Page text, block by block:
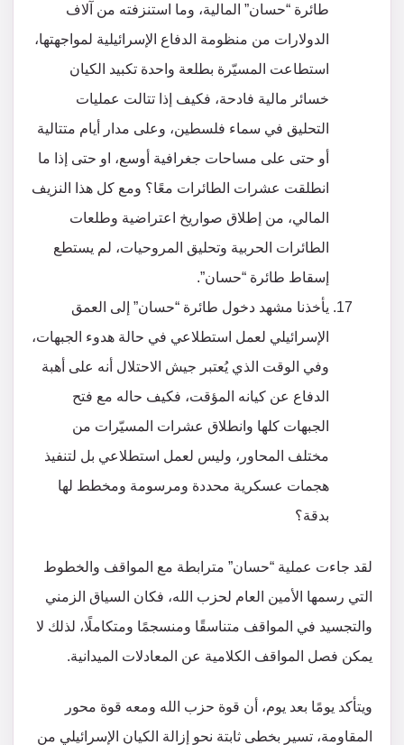
طائرة “حسان” المالية، وما استنزفته من آلاف
الدولارات من منظومة الدفاع الإسرائيلية لمواجهتها،
استطاعت المسيّرة بطلعة واحدة تكبيد الكيان
خسائر مالية فادحة، فكيف إذا تتالت عمليات
التحليق في سماء فلسطين، وعلى مدار أيام متتالية
أو حتى على مساحات جغرافية أوسع، او حتى إذا ما
انطلقت عشرات الطائرات معًا؟ ومع كل هذا النزيف
المالي، من إطلاق صواريخ اعتراضية وطلعات
الطائرات الحربية وتحليق المروحيات، لم يستطع
إسقاط طائرة “حسان”.
يأخذنا مشهد دخول طائرة “حسان” إلى العمق
الإسرائيلي لعمل استطلاعي في حالة هدوء الجبهات،
وفي الوقت الذي يُعتبر جيش الاحتلال أنه على أهبة
الدفاع عن كيانه المؤقت، فكيف حاله مع فتح
الجبهات كلها وانطلاق عشرات المسيّرات من
مختلف المحاور، وليس لعمل استطلاعي بل لتنفيذ
هجمات عسكرية محددة ومرسومة ومخطط لها
بدقة؟
لقد جاءت عملية “حسان” مترابطة مع المواقف والخطوط
التي رسمها الأمين العام لحزب الله، فكان السياق الزمني
والتجسيد في المواقف متناسقًا ومنسجمًا ومتكاملًا، لذلك لا
يمكن فصل المواقف الكلامية عن المعادلات الميدانية.
ويتأكد يومًا بعد يوم، أن قوة حزب الله ومعه قوة محور
المقاومة، تسير بخطى ثابتة نحو إزالة الكيان الإسرائيلي من